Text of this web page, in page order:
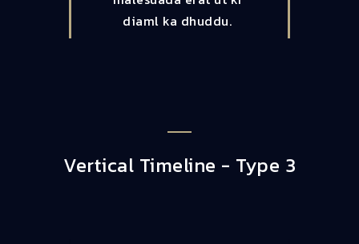
diaml ka dhuddu.
Vertical Timeline - Type 3